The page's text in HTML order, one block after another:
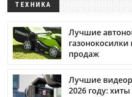
ТЕХНИКА
Лучшие
газонокосилки
продаж
Лучшие
2026 году: